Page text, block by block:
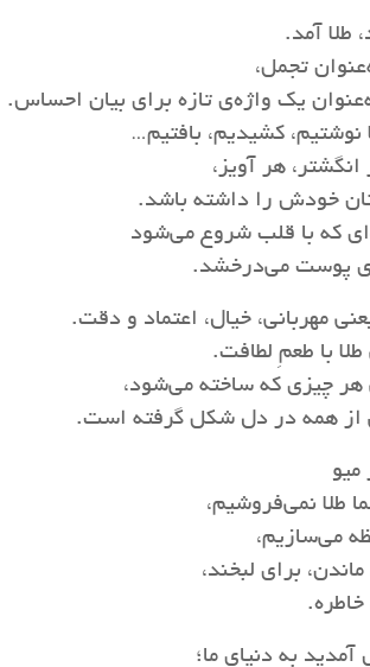
طلا آمد.
تجمل،
یک واژه‌ی تازه برای بیان احساس.
نوشتیم، کشیدیم، بافتیم…
انگشتر، هر آویز،
خودش را داشته باشد.
که با قلب شروع می‌شود
پوست می‌درخشد.
مهربانی، خیال، اعتماد و دقت.
با طعمِ لطافت.
هر چیزی که ساخته می‌شود،
همه در دل شکل گرفته است.
میو
طلا نمی‌فروشیم،
می‌سازیم،
برای لبخند،
به دنیای ما؛